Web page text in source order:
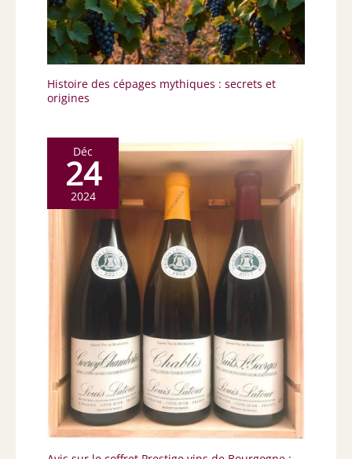
Histoire des cépages mythiques : secrets et
origines
Déc
24
2024